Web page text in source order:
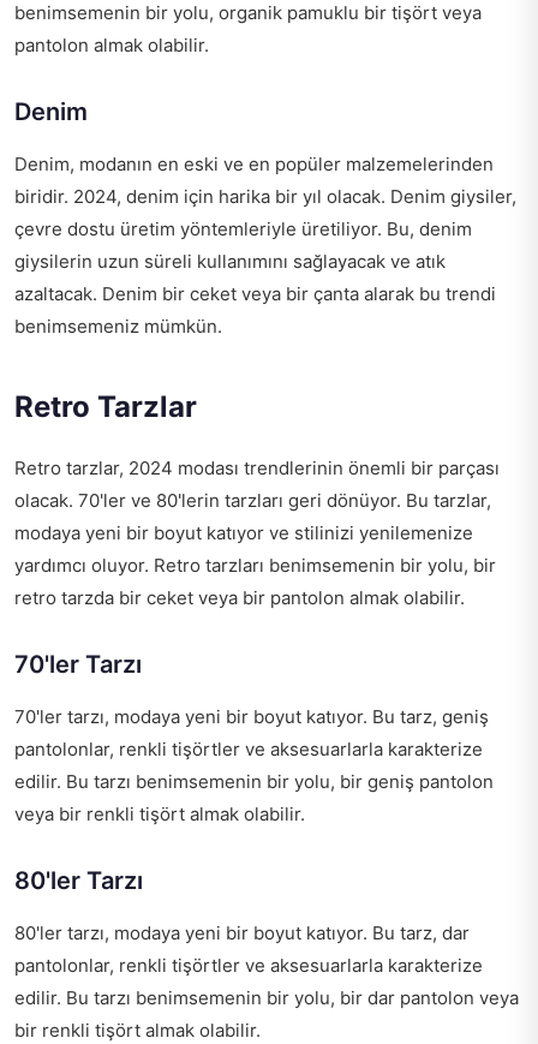
benimsemenin bir yolu, organik pamuklu bir tişört veya
pantolon almak olabilir.
Denim
Denim, modanın en eski ve en popüler malzemelerinden
biridir. 2024, denim için harika bir yıl olacak. Denim giysiler,
çevre dostu üretim yöntemleriyle üretiliyor. Bu, denim
giysilerin uzun süreli kullanımını sağlayacak ve atık
azaltacak. Denim bir ceket veya bir çanta alarak bu trendi
benimsemeniz mümkün.
Retro Tarzlar
Retro tarzlar, 2024 modası trendlerinin önemli bir parçası
olacak. 70'ler ve 80'lerin tarzları geri dönüyor. Bu tarzlar,
modaya yeni bir boyut katıyor ve stilinizi yenilemenize
yardımcı oluyor. Retro tarzları benimsemenin bir yolu, bir
retro tarzda bir ceket veya bir pantolon almak olabilir.
70'ler Tarzı
70'ler tarzı, modaya yeni bir boyut katıyor. Bu tarz, geniş
pantolonlar, renkli tişörtler ve aksesuarlarla karakterize
edilir. Bu tarzı benimsemenin bir yolu, bir geniş pantolon
veya bir renkli tişört almak olabilir.
80'ler Tarzı
80'ler tarzı, modaya yeni bir boyut katıyor. Bu tarz, dar
pantolonlar, renkli tişörtler ve aksesuarlarla karakterize
edilir. Bu tarzı benimsemenin bir yolu, bir dar pantolon veya
bir renkli tişört almak olabilir.